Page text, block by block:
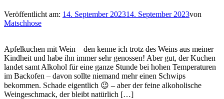
Veröffentlicht am: 14. September 202314. September 2023von
Matschhose
Apfelkuchen mit Wein – den kenne ich trotz des Weins aus meiner
Kindheit und habe ihn immer sehr genossen! Aber gut, der Kuchen
landet samt Alkohol für eine ganze Stunde bei hohen Temperaturen
im Backofen – davon sollte niemand mehr einen Schwips
bekommen. Schade eigentlich 😉 – aber der feine alkoholische
Weingeschmack, der bleibt natürlich […]